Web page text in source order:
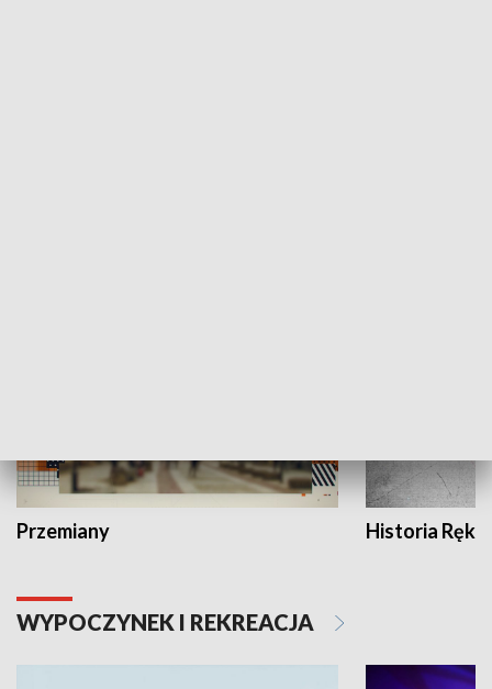
Przemiany Historia Ręką
WYPOCZYNEK I REKREACJA